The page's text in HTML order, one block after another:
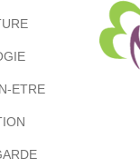
ETRE